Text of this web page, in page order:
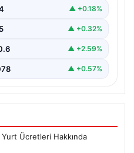
bir biçimde bağlantı
▲ +0.18%
▲ +0.32%
▲ +2.59%
▲ +0.57%
Ücretleri Hakkında